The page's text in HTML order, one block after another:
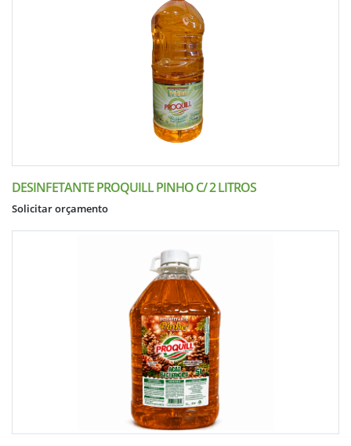
DESINFETANTE PROQUILL PINHO C/ 2 LITROS
Solicitar orçamento